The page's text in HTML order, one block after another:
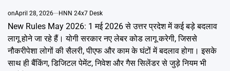
onApril 28, 2026 HNN 24x7 Desk
New Rules May 2026: 1 मई 2026 से उत्तर प्रदेश में कई बड़े बदलाव
लागू होने जा रहे हैं। योगी सरकार नए लेबर कोड लागू करेगी, जिससे
नौकरीपेशा लोगों की सैलरी, पीएफ और काम के घंटों में बदलाव होगा। इसके
साथ ही बैंकिंग, डिजिटल पेमेंट, निवेश और गैस सिलेंडर से जुड़े नियम भी